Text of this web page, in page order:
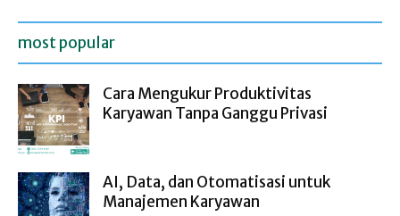
most popular
Cara Mengukur Produktivitas
Karyawan Tanpa Ganggu Privasi
AI, Data, dan Otomatisasi untuk
Manajemen Karyawan